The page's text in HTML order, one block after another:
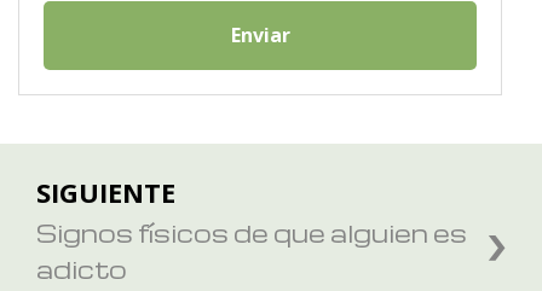
Enviar
SIGUIENTE
Signos físicos de que alguien es
adicto